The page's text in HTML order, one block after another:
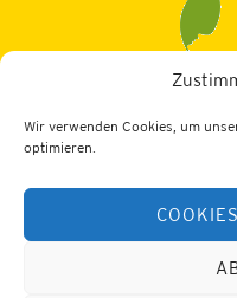
Wir verwenden Cookies, um
optimieren.
LBZ Edelhof
Tel.: 02822/52402
Web:https://lfs-
office@lfs-